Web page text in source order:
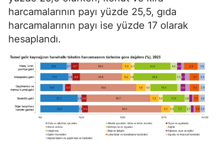
harcamalarının payı yüzde 25,5, gıda
harcamalarının payı ise yüzde 17 olarak
hesaplandı.